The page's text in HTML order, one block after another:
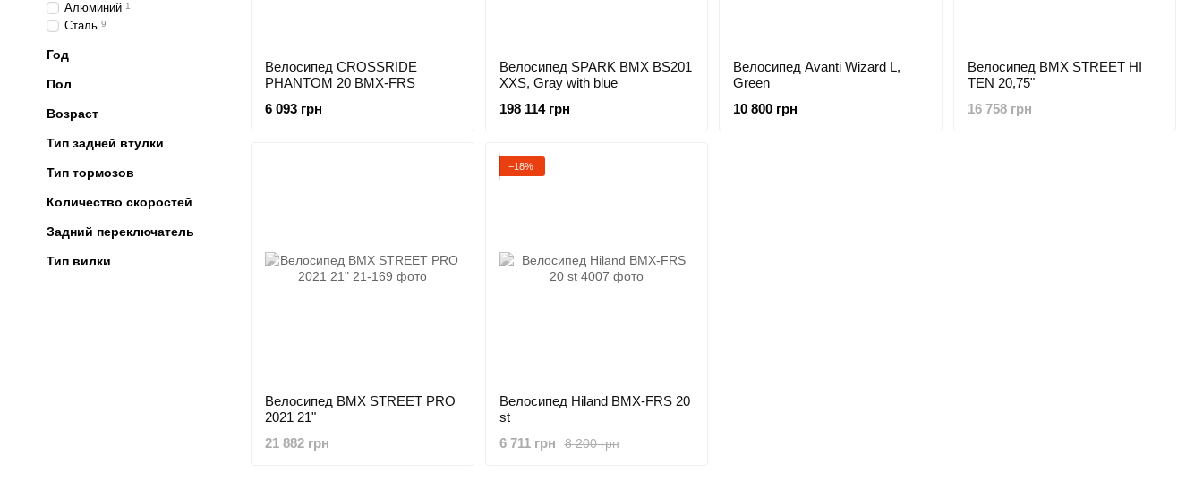
Велосипед CROSSRIDE
PHANTOM 20 BMX-FRS
6 093 грн
Велосипед SPARK BMX BS201
XXS, Gray with blue
198 114 грн
Велосипед Avanti Wizard L,
Green
10 800 грн
Велосипед BMX STREET HI
TEN 20,75"
16 758 грн
Велосипед BMX STREET PRO
2021 21"
21 882 грн
−18%
Велосипед Hiland BMX-FRS 20
st
8 200 грн
6 711 грн
Алюминий 1
Сталь 9
Год
Пол
Возраст
Тип задней втулки
Тип тормозов
Количество скоростей
Задний переключатель
Тип вилки